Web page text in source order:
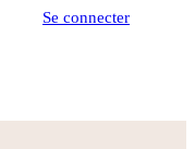
Se connecter